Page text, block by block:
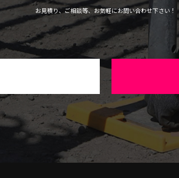
お見積り、ご相談等、お気軽にお問い合わせ下さい！